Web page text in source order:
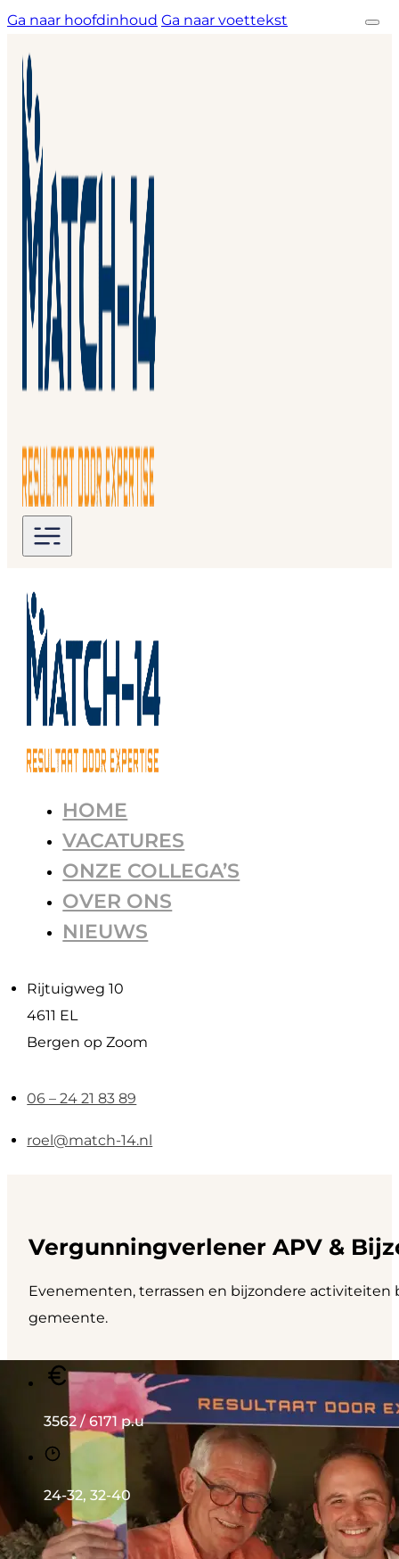
Ga naar hoofdinhoud Ga naar voettekst
HOME
VACATURES
ONZE COLLEGA’S
OVER ONS
NIEUWS
Rijtuigweg 10
4611 EL
Bergen op Zoom
06 – 24 21 83 89
roel@match-14.nl
Vergunningverlener APV &
Evenementen, terrassen en bijzondere
gemeente.
3562 / 6171 p.u
24-32, 32-40